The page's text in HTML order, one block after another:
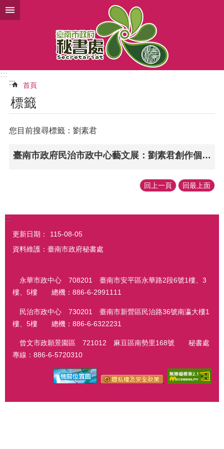
跳到主要內容區塊
:::
:::
首頁
標籤
您目前搜尋標籤：劉素君
臺南市政府民治市政中心藝文展：劉素君創作個展--粉彩．呢喃
回上一頁 回最上面
:::
更新日期：
115-08-05
資料維護：臺南市政府秘書處
永華市政中心 708201 臺南市安平區永華路2段6號1樓、3
樓、5樓 總機：886-6-2991111
民治市政中心 730201 臺南市新營區民治路36號南瀛大樓1
樓、5樓 總機：886-6-6322231
曾文市政願景園區 721012 麻豆區南勢里168號 秘書處
專線：886-6-5720310